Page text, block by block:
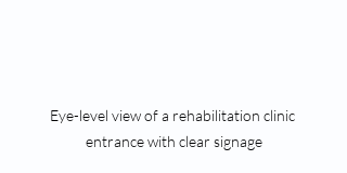
Eye-level view of a rehabilitation clinic
entrance with clear signage